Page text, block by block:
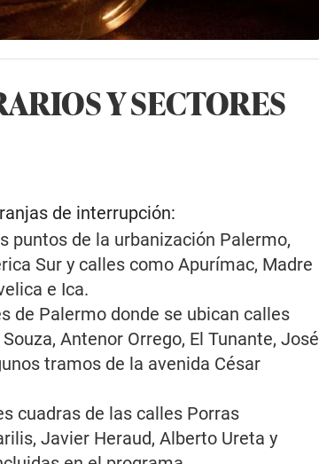
Y SECTORES
de interrupción:
puntos de la urbanización Palermo,
Sur y calles como Apurímac, Madre
e Ica.
de Palermo donde se ubican calles
Antenor Orrego, El Tunante, José
tramos de la avenida César
cuadras de las calles Porras
Javier Heraud, Alberto Ureta y